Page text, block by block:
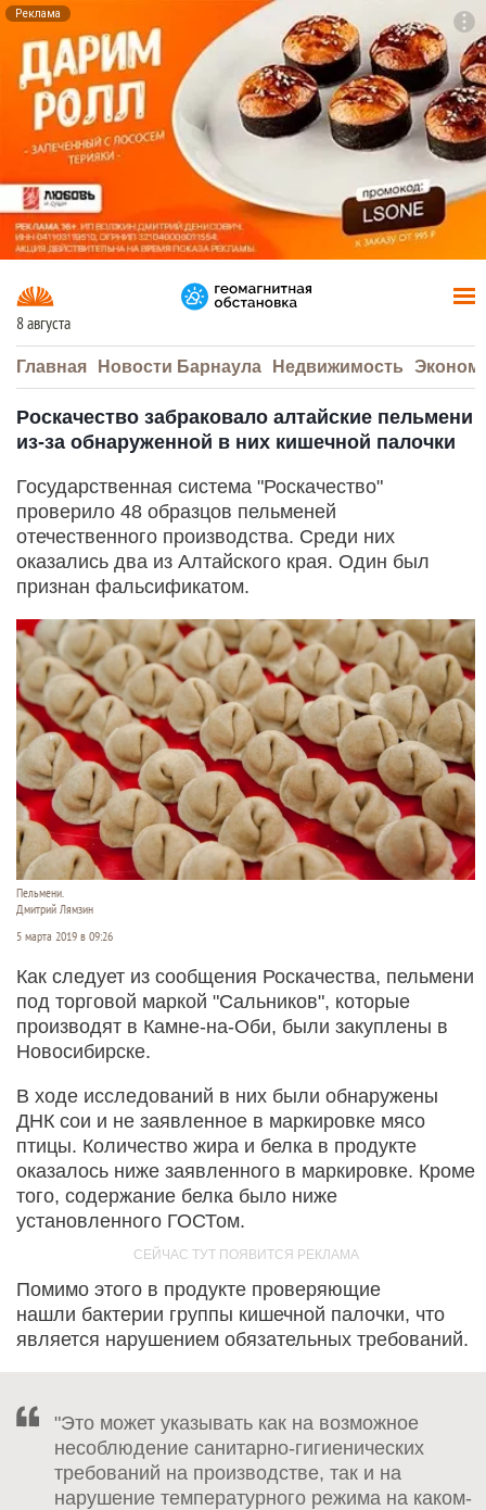
Реклама
8 августа
Главная Новости Барнаула Недвижимость
Роскачество забраковало алтайские пельмени
из-за обнаруженной в них кишечной палочки
Государственная система "Роскачество"
проверило 48 образцов пельменей
отечественного производства. Среди них
оказались два из Алтайского края. Один был
признан фальсификатом.
Пельмени.
Дмитрий Лямзин
5 марта 2019 в 09:26
Как следует из сообщения Роскачества, пельмени
под торговой маркой "Сальников", которые
производят в Камне-на-Оби, были закуплены в
Новосибирске.
В ходе исследований в них были обнаружены
ДНК сои и не заявленное в маркировке мясо
птицы. Количество жира и белка в продукте
оказалось ниже заявленного в маркировке. Кроме
того, содержание белка было ниже
установленного ГОСТом.
Помимо этого в продукте проверяющие
нашли бактерии группы кишечной палочки, что
является нарушением обязательных требований.
"Это может указывать как на возможное
несоблюдение санитарно-гигиенических
требований на производстве, так и на
нарушение температурного режима на каком-